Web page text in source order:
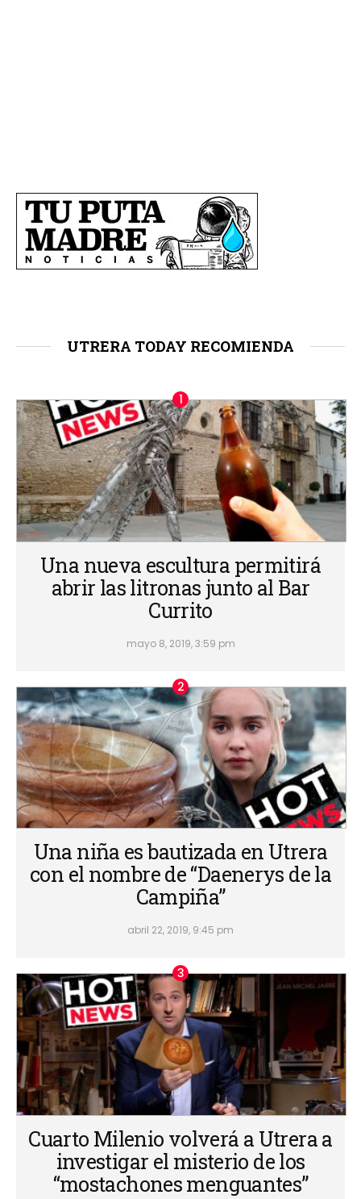
UTRERA TODAY RECOMIENDA
Una nueva escultura permitirá
abrir las litronas junto al Bar
Currito
mayo 8, 2019, 3:59 pm
Una niña es bautizada en Utrera
con el nombre de “Daenerys de la
Campiña”
abril 22, 2019, 9:45 pm
Cuarto Milenio volverá a Utrera a
investigar el misterio de los
“mostachones menguantes”